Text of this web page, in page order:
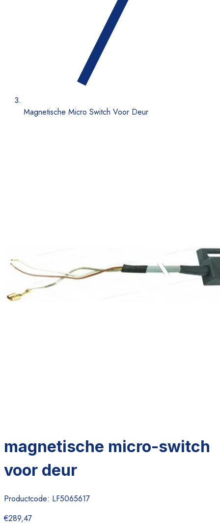
Magnetische Micro Switch Voor Deur
magnetische micro-switch
voor deur
Productcode: LF5065617
€289,47